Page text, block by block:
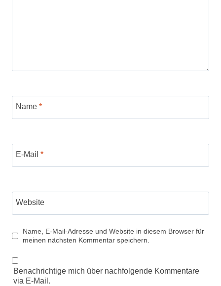
Name *
E-Mail *
Website
Name, E-Mail-Adresse und Website in diesem Browser für
meinen nächsten Kommentar speichern.
Benachrichtige mich über nachfolgende Kommentare
via E-Mail.